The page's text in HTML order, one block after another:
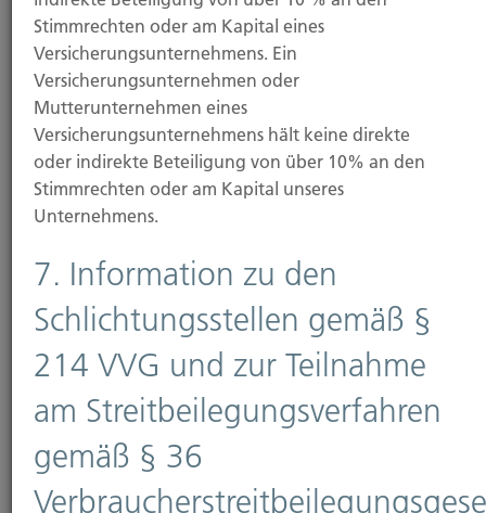
Weiterlesen
07.11.2025
Wildunfälle belasten Kfz-Versicherung:
Schäden erstmals über eine Milliarde Euro
2024 verursachten Wildunfälle in Deutschland
Schadenkosten von über 1,1 Milliarden Euro in der...
Weiterlesen
04.11.2025
Stimmrechten oder am Kapital eines
Versicherungsunternehmens. Ein
Versicherungsunternehmen oder
Mutterunternehmen eines
Versicherungsunternehmens hält keine direkte
oder indirekte Beteiligung von über 10% an den
Stimmrechten oder am Kapital unseres
Unternehmens.
7. Information zu den
Schlichtungsstellen gemäß §
214 VVG und zur Teilnahme
am Streitbeilegungsverfahren
gemäß § 36